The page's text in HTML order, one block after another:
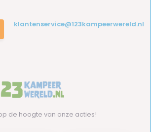
klantenservice@123kampeerwereld.nl
de hoogte van onze acties!